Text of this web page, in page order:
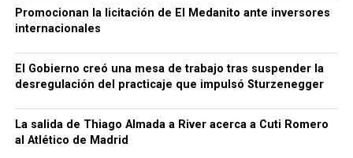
Promocionan la licitación de El Medanito ante inversores
internacionales
El Gobierno creó una mesa de trabajo tras suspender la
desregulación del practicaje que impulsó Sturzenegger
La salida de Thiago Almada a River acerca a Cuti Romero
al Atlético de Madrid